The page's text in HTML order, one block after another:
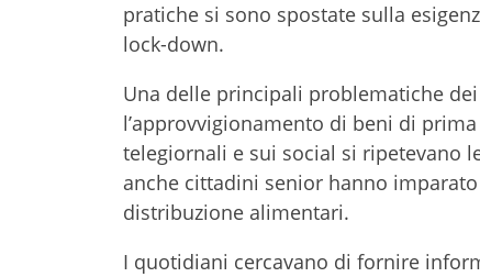
pratiche si sono spostate sulla
lock-down.
Una delle principali problematiche
l’approvvigionamento di beni di
telegiornali e sui social si ripetevano
anche cittadini senior hanno
distribuzione alimentari.
I quotidiani cercavano di fornire